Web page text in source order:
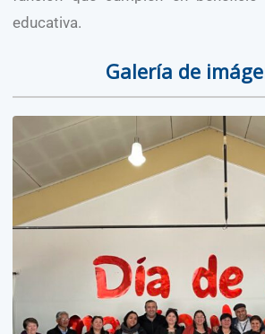
educativa.